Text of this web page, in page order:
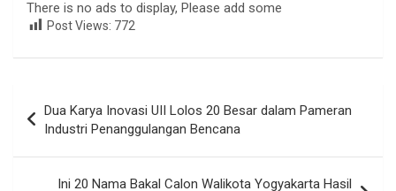
There is no ads to display, Please add some
Post Views: 772
pos
Dua Karya Inovasi UII Lolos 20 Besar dalam Pameran
Industri Penanggulangan Bencana
Ini 20 Nama Bakal Calon Walikota Yogyakarta Hasil